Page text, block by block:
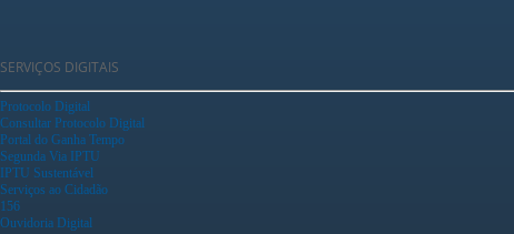
SERVIÇOS DIGITAIS
Protocolo Digital
Consultar Protocolo Digital
Portal do Ganha Tempo
Segunda Via IPTU
IPTU Sustentável
Serviços ao Cidadão
156
Ouvidoria Digital